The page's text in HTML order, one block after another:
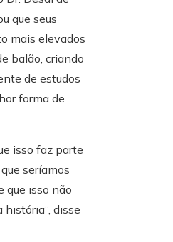
que seus
mais elevados
balão, criando
de estudos
forma de
isso faz parte
seríamos
que isso não
disse